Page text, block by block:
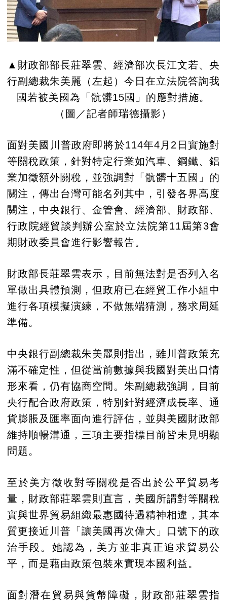
▲財政部部長莊翠雲、經濟部次長江文若、央
行副總裁朱美麗（左起）今日在立法院答詢我
國若被美國為「骯髒15國」的應對措施。
（圖／記者師瑞德攝影）
面對美國川普政府即將於114年4月2日實施對
等關稅政策，針對特定行業如汽車、鋼鐵、鋁
業加徵額外關稅，並強調對「骯髒十五國」的
關注，傳出台灣可能名列其中，引發各界高度
關注，中央銀行、金管會、經濟部、財政部、
行政院經貿談判辦公室於立法院第11屆第3會
期財政委員會進行影響報告。
財政部長莊翠雲表示，目前無法對是否列入名
單做出具體預測，但政府已在經貿工作小組中
進行各項模擬演練，不做無端猜測，務求周延
準備。
中央銀行副總裁朱美麗則指出，雖川普政策充
滿不確定性，但從當前數據與我國對美出口情
形來看，仍有協商空間。朱副總裁強調，目前
央行配合政府政策，特別針對經濟成長率、通
貨膨脹及匯率面向進行評估，並與美國財政部
維持順暢溝通，三項主要指標目前皆未見明顯
問題。
至於美方徵收對等關稅是否出於公平貿易考
量，財政部莊翠雲則直言，美國所謂對等關稅
實與世界貿易組織最惠國待遇精神相違，其本
質更接近川普「讓美國再次偉大」口號下的政
治手段。她認為，美方並非真正追求貿易公
平，而是藉由政策包裝來實現本國利益。
面對潛在貿易與貨幣障礙，財政部莊翠雲指